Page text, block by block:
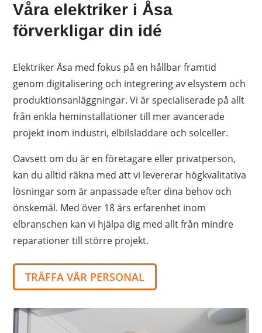
Våra elektriker i Åsa
förverkligar din idé
Elektriker Åsa med fokus på en hållbar framtid
genom digitalisering och integrering av elsystem och
produktionsanläggningar. Vi är specialiserade på allt
från enkla heminstallationer till mer avancerade
projekt inom industri, elbilsladdare och solceller.
Oavsett om du är en företagare eller privatperson,
kan du alltid räkna med att vi levererar högkvalitativa
lösningar som är anpassade efter dina behov och
önskemål. Med över 18 års erfarenhet inom
elbranschen kan vi hjälpa dig med allt från mindre
reparationer till större projekt.
TRÄFFA VÅR PERSONAL